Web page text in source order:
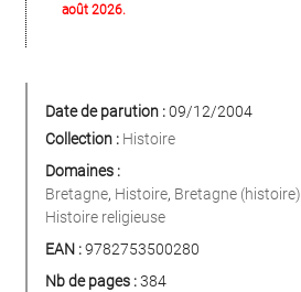
août 2026.
Date de parution :09/12/2004
Collection : Histoire
Domaines :
Bretagne, Histoire, Bretagne (histoire)
Histoire religieuse
EAN :9782753500280
Nb de pages :384